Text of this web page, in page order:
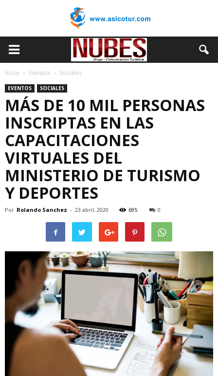
Inicio Eventos Sociales
EVENTOS SOCIALES
MÁS DE 10 MIL PERSONAS
INSCRIPTAS EN LAS
CAPACITACIONES
VIRTUALES DEL
MINISTERIO DE TURISMO
Y DEPORTES
Por Rolando Sanchez - 23 abril, 2020 695 0